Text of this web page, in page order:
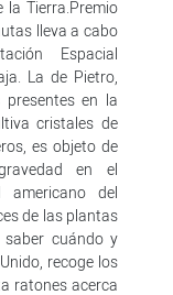
Tierra.Premio
lleva a cabo
Espacial
La de Pietro,
en la
cristales de
es objeto de
en el
americano del
de las plantas
cuándo y
recoge los
ratones acerca